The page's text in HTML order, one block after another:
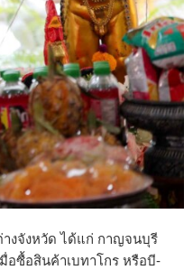
างจังหวัด ได้แก่ กาญจนบุรี
อซื้อสินค้าเบทาโกร หรือบี-